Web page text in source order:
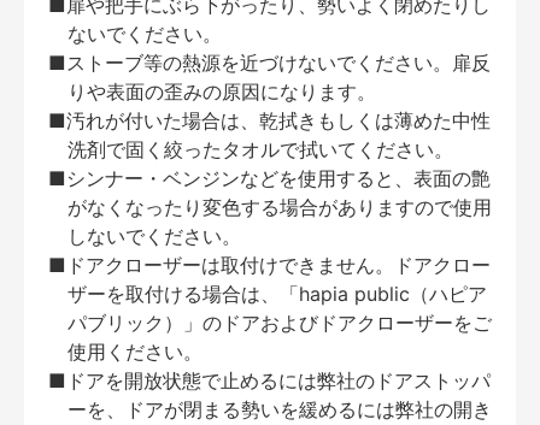
■扉や把手にぶら下がったり、勢いよく閉めたりし
ないでください。
■ストーブ等の熱源を近づけないでください。扉反
りや表面の歪みの原因になります。
■汚れが付いた場合は、乾拭きもしくは薄めた中性
洗剤で固く絞ったタオルで拭いてください。
■シンナー・ベンジンなどを使用すると、表面の艶
がなくなったり変色する場合がありますので使用
しないでください。
■ドアクローザーは取付けできません。ドアクロー
ザーを取付ける場合は、「hapia public（ハピア
パブリック）」のドアおよびドアクローザーをご
使用ください。
■ドアを開放状態で止めるには弊社のドアストッパ
ーを、ドアが閉まる勢いを緩めるには弊社の開き